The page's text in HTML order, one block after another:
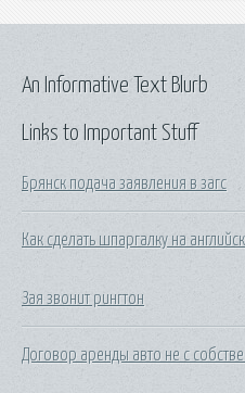
Links to Important Stuff
Брянск подача заявления в загс
Как сделать шпаргалку на
Зая звонит рингтон
Договор аренды авто не с
An Informative Text Blurb